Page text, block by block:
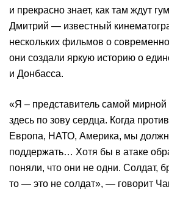
и прекрасно знает, как там ждут
Дмитрий — известный
нескольких фильмов о
они создали яркую историю о
и Донбасса.
«Я – представитель самой мирной
здесь по зову сердца. Когда
Европа, НАТО, Америка, мы
поддержать… Хотя бы в атаке
поняли, что они не одни. Солдат,
то — это не солдат», — говорит